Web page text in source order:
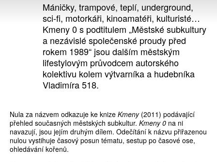
Máničky, trampové, teplí, underground,
sci-fi, motorkáři, kinoamatéři, kulturisté…
Kmeny 0 s podtitulem „Městské subkultury
a nezávislé společenské proudy před
rokem 1989“ jsou dalším městským
lifestylovým průvodcem autorského
kolektivu kolem výtvarníka a hudebníka
Vladimíra 518.
Nula za názvem odkazuje ke knize Kmeny (2011) podávající
přehled současných městských subkultur. Kmeny 0 na ni
navazují, jsou jejím druhým dílem. Odečítání k názvu přiřazenou
nulou vystihuje časový posun tématu, sestup po časové ose,
ohledávání kořenů.